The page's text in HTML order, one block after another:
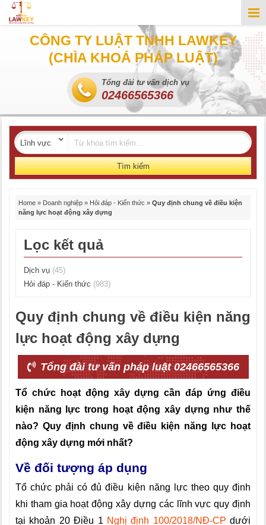
CÔNG TY LUẬT TNHH LAWKEY
(CHÌA KHOÁ PHÁP LUẬT)
Tổng đài tư vấn dịch vụ
02466565366
Tìm kiếm
Home » Doanh nghiệp » Hỏi đáp - Kiến thức » Quy định chung về điều kiện
năng lực hoạt động xây dựng
Lọc kết quả
Dịch vụ (45)
Hỏi đáp - Kiến thức (983)
Quy định chung về điều kiện năng
lực hoạt động xây dựng
Tổng đài tư vấn pháp luật 02466565366
Tổ chức hoạt động xây dựng cần đáp ứng điều
kiện năng lực trong hoạt động xây dựng như thế
nào? Quy định chung về điều kiện năng lực hoạt
động xây dựng mới nhất?
Về đối tượng áp dụng
Tổ chức phải có đủ điều kiện năng lực theo quy định
khi tham gia hoạt động xây dựng các lĩnh vực quy định
tại khoản 20 Điều 1 Nghị định 100/2018/NĐ-CP dưới